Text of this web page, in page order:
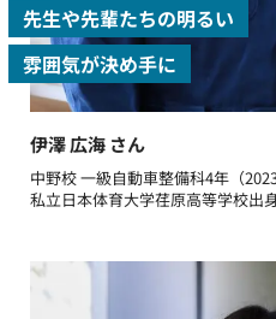
先生や先輩たちの明るい
雰囲気が決め手に
伊澤 広海 さん
中野校 一級自動車整備科4年（
私立日本体育大学荏原高等学校出
てみることをおすすめします
中野校 一級自動車整備科
私立日本体育大学荏原高
伊澤 広海 さん